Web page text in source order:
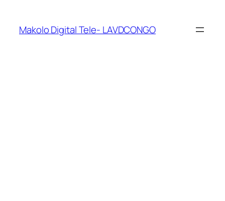
Makolo Digital Tele- LAVDCONGO